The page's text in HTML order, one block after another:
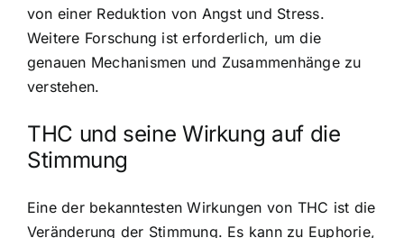
von einer Reduktion von Angst und Stress.
Weitere Forschung ist erforderlich, um die
genauen Mechanismen und Zusammenhänge zu
verstehen.
THC und seine Wirkung auf die
Stimmung
Eine der bekanntesten Wirkungen von THC ist die
Veränderung der Stimmung. Es kann zu Euphorie,